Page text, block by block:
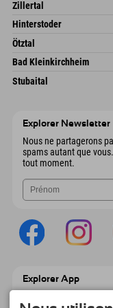
Autriche
6380 St. Johann in Tirol
Autriche
Zillertal
Schmiedau 2
Autriche
Hinterstoder
Freizeitpark 10
4573 Hinterstoder
Autriche
Ötztal
Gscheat 14
Autriche
Bad Kleinkirchheim
Dorfstraße 24
9546 Bad Kleinkirchheim
Stubaital
Explorer Newsletter
Nous ne partagerons
spams autant que
tout moment.
Explorer App